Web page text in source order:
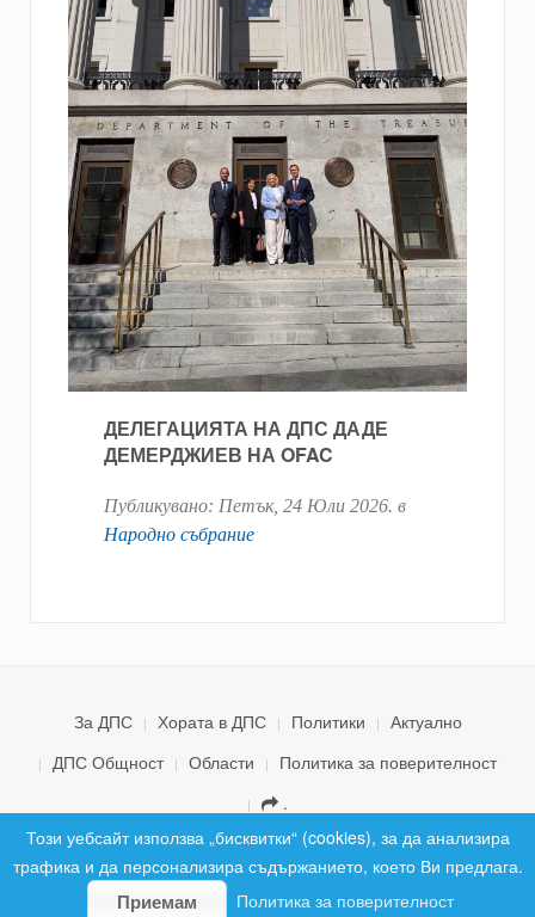
ДЕЛЕГАЦИЯТА НА ДПС ДАДЕ
ДЕМЕРДЖИЕВ НА OFAC
Публикувано: Петък, 24 Юли 2026. в
Народно събрание
За ДПС Хората в ДПС Политики
Актуално
ДПС Общност
Области
Политика за поверителност
.
© 2026 ДПС България. Всички права запазени.
Този уебсайт използва „бисквитки“ (cookies), за да анализира
трафика и да персонализира съдържанието, което Ви предлага.
Приемам Политика за поверителност